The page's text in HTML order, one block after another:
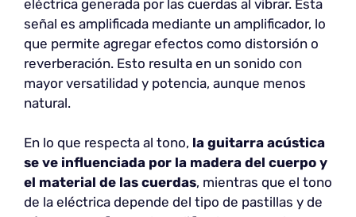
eléctrica generada por las cuerdas al vibrar. Esta
señal es amplificada mediante un amplificador, lo
que permite agregar efectos como distorsión o
reverberación. Esto resulta en un sonido con
mayor versatilidad y potencia, aunque menos
natural.
En lo que respecta al tono, la guitarra acústica
se ve influenciada por la madera del cuerpo y
el material de las cuerdas, mientras que el tono
de la eléctrica depende del tipo de pastillas y de